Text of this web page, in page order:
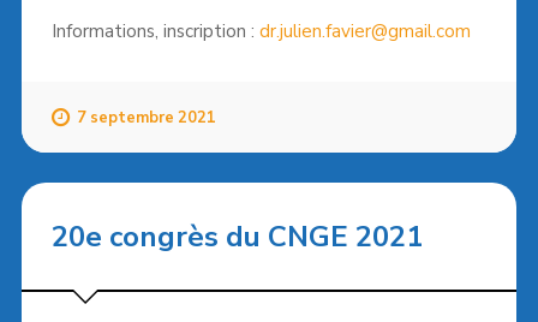
Informations, inscription : dr.julien.favier@gmail.com
7 septembre 2021
20e congrès du CNGE 2021